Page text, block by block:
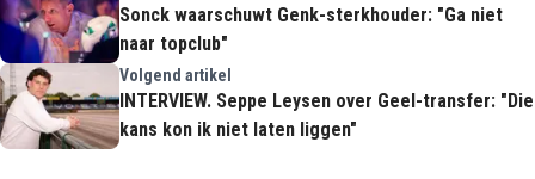
Sonck waarschuwt Genk-sterkhouder: "Ga niet
naar topclub"
Volgend artikel
INTERVIEW. Seppe Leysen over Geel-transfer: "Die
kans kon ik niet laten liggen"